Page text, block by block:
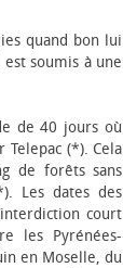
quand bon lui
soumis à une
de 40 jours où
Telepac (*). Cela
de forêts sans
Les dates des
court
les Pyrénées-
en Moselle, du